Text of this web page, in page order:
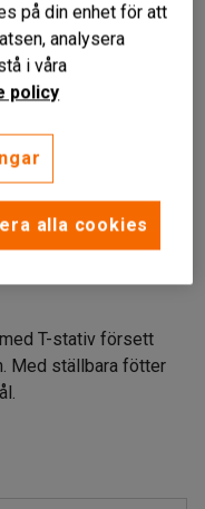
Liknande produkter
T-stativ försett
Med ställbara fötter
på din enhet för att
analysera
i våra
policy
alla cookies